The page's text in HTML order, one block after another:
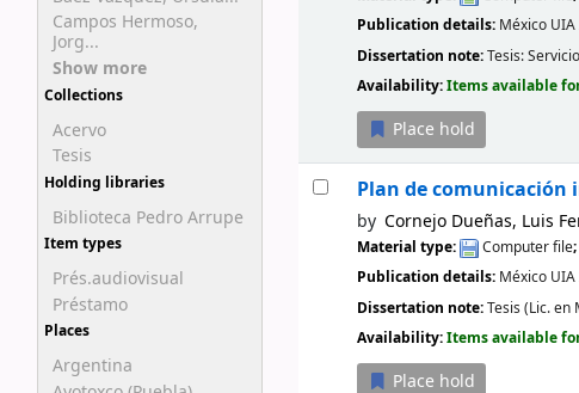
Campos Hermoso,
Jorg...
Show more
Collections
Acervo
Tesis
Holding libraries
Biblioteca Pedro Arrupe
Item types
Prés.audiovisual
Préstamo
Places
Argentina
Publication details: México UIA
Dissertation note:Tesis:
Availability:Items available
Place hold
Plan de comunicación
by Cornejo Dueñas, Luis
Material type: Computer file
Publication details: México UIA
Dissertation note:Tesis (Lic.
Availability:Items available
Place hold